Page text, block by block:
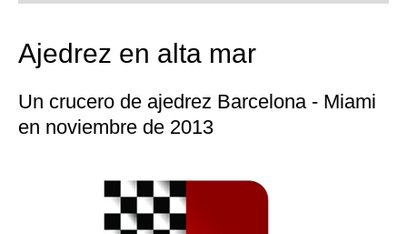
train more efficiently, intelligently and with a
Ajedrez en alta mar
Un crucero de ajedrez Barcelona - Miami
en noviembre de 2013